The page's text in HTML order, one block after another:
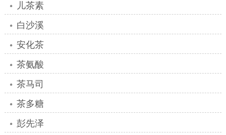
儿茶素
白沙溪
安化茶
茶氨酸
茶马司
茶多糖
彭先泽